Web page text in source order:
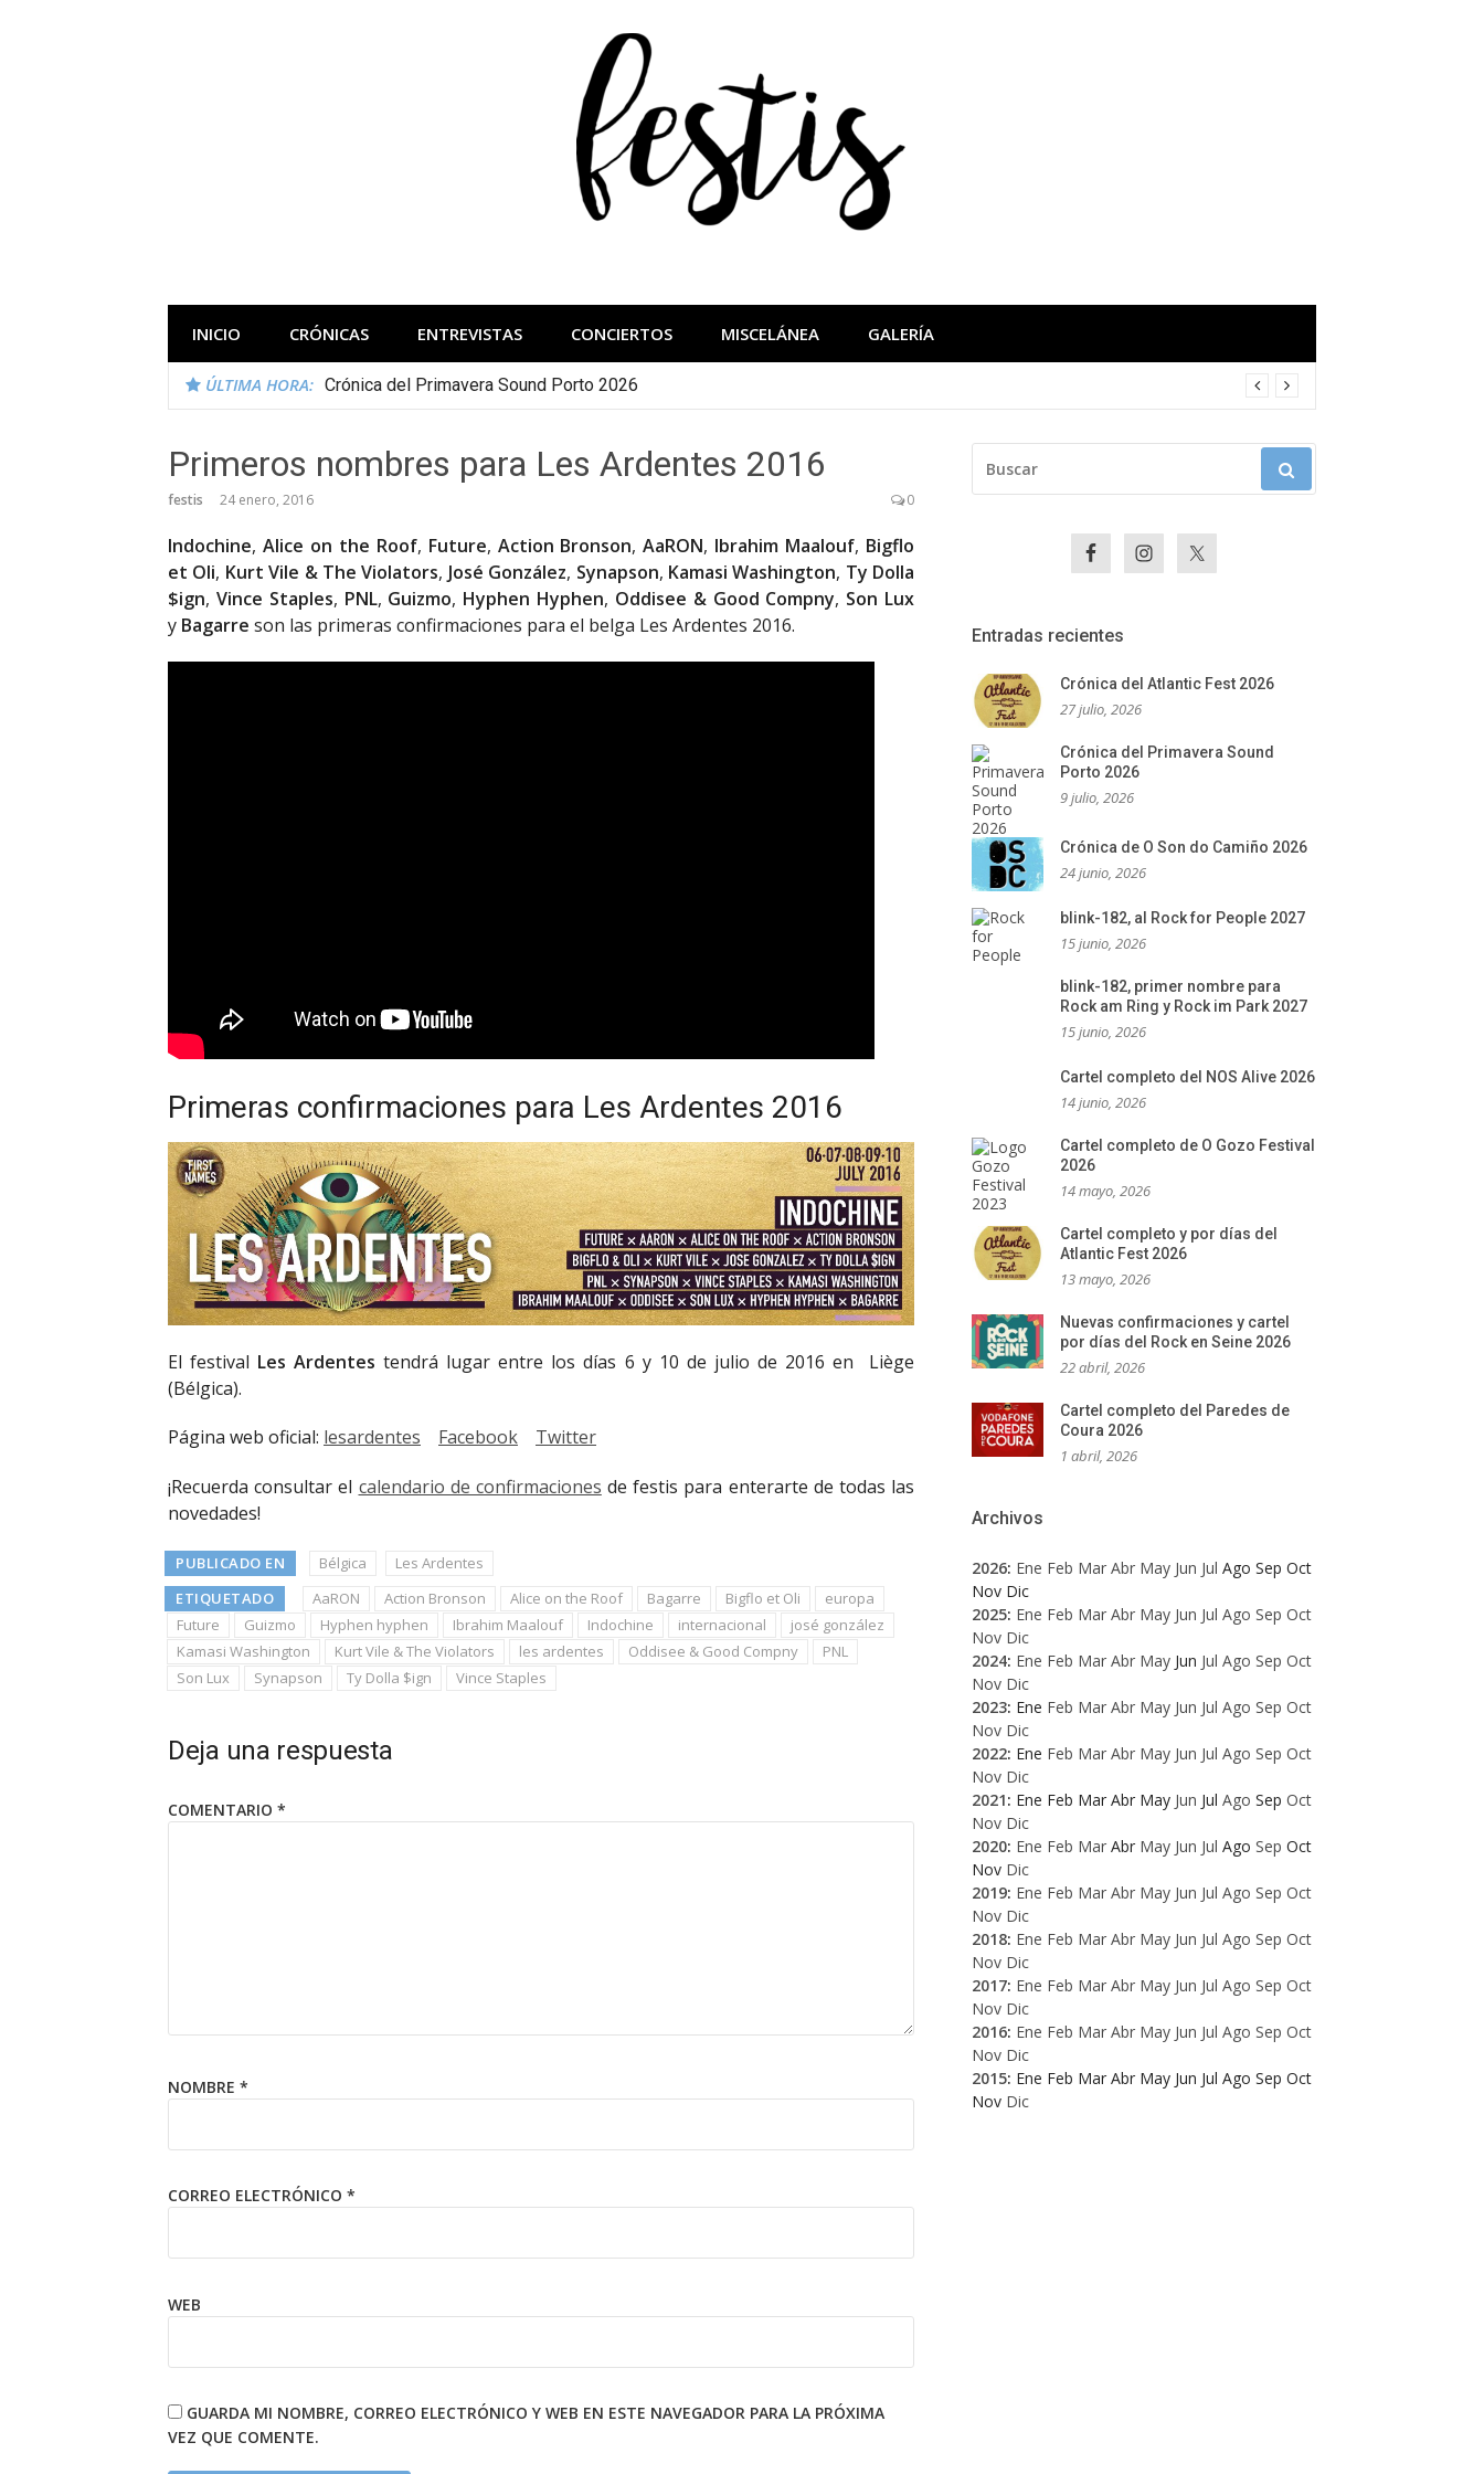
INICIO CRÓNICAS ENTREVISTAS CONCIERTOS MISCELÁNEA GALERÍA
ÚLTIMA HORA: Crónica del Primavera Sound Porto 2026
Primeros nombres para Les Ardentes 2016
festis 24 enero, 2016 0
Indochine, Alice on the Roof, Future, Action Bronson,AaRON, Ibrahim Maalouf, Bigflo
et Oli, Kurt Vile & The Violators, José González, Synapson, Kamasi Washington, Ty Dolla
$ign, Vince Staples, PNL, Guizmo, Hyphen Hyphen, Oddisee & Good Compny, Son Lux
y Bagarre son las primeras confirmaciones para el belga Les Ardentes 2016.
Primeras confirmaciones para Les Ardentes 2016
El festival Les Ardentestendrá lugar entre los días 6 y 10 de julio de 2016 en Liège
(Bélgica).
Página web oficial: lesardentes Facebook Twitter
¡Recuerda consultar el calendario de confirmaciones de festis para enterarte de todas las
novedades!
PUBLICADO EN Bélgica
Les Ardentes
ETIQUETADO
AaRON Action Bronson Alice on the Roof Bagarre Bigflo et Oli
europa
Future
Guizmo Hyphen hyphen Ibrahim Maalouf Indochine internacional
josé gonzález
Kamasi Washington
Kurt Vile & The Violators les ardentes Oddisee & Good Compny
PNL
Son Lux
Synapson Ty Dolla $ign Vince Staples
Deja una respuesta
COMENTARIO *
NOMBRE *
CORREO ELECTRÓNICO *
WEB
GUARDA MI NOMBRE, CORREO ELECTRÓNICO Y WEB EN ESTE NAVEGADOR PARA LA PRÓXIMA
VEZ QUE COMENTE.
Entradas recientes
Crónica del Atlantic Fest 2026
27 julio, 2026
Crónica del Primavera Sound
Porto 2026
9 julio, 2026
Crónica de O Son do Camiño 2026
24 junio, 2026
blink-182, al Rock for People 2027
15 junio, 2026
blink-182, primer nombre para
Rock am Ring y Rock im Park 2027
15 junio, 2026
Cartel completo del NOS Alive 2026
14 junio, 2026
Cartel completo de O Gozo Festival
2026
14 mayo, 2026
Cartel completo y por días del
Atlantic Fest 2026
13 mayo, 2026
Nuevas confirmaciones y cartel
por días del Rock en Seine 2026
22 abril, 2026
Cartel completo del Paredes de
Coura 2026
1 abril, 2026
Archivos
2026: Ene Feb Mar Abr May Jun Jul Ago Sep Oct
Nov Dic
2025: Ene Feb Mar Abr May Jun Jul Ago Sep Oct
Nov Dic
2024: Ene Feb Mar Abr May Jun Jul Ago Sep Oct
Nov Dic
2023: Ene Feb Mar Abr May Jun Jul Ago Sep Oct
Nov Dic
2022: Ene Feb Mar Abr May Jun Jul Ago Sep Oct
Nov Dic
2021: Ene Feb Mar Abr May Jun Jul Ago Sep Oct
Nov Dic
2020: Ene Feb Mar Abr May Jun Jul Ago Sep Oct
Nov Dic
2019: Ene Feb Mar Abr May Jun Jul Ago Sep Oct
Nov Dic
2018: Ene Feb Mar Abr May Jun Jul Ago Sep Oct
Nov Dic
2017: Ene Feb Mar Abr May Jun Jul Ago Sep Oct
Nov Dic
2016: Ene Feb Mar Abr May Jun Jul Ago Sep Oct
Nov Dic
2015: Ene Feb Mar Abr May Jun Jul Ago Sep Oct
Nov Dic